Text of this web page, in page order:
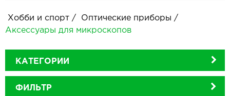
Хобби и спорт / Оптические приборы /
Аксессуары для микроскопов
КАТЕГОРИИ
ФИЛЬТР